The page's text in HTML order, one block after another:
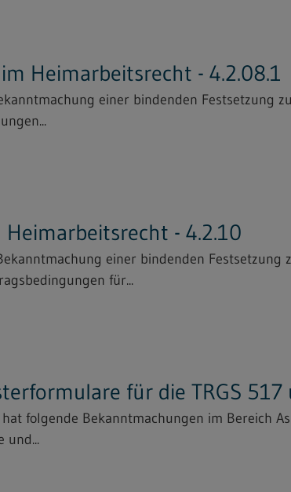
Heimarbeitsrecht - 4.2.08.1
einer bindenden Festsetzung
- 4.2.10
einer bindenden
für...
für die TRGS 517
folgende Bekanntmachungen im Bereich
und...